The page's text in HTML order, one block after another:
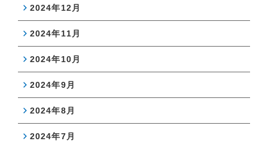
2024年12月
2024年11月
2024年10月
2024年9月
2024年8月
2024年7月